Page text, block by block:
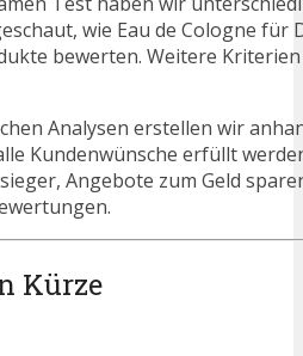
wie Eau de Cologne
bewerten. Weitere
Analysen erstellen wir
Kundenwünsche erfüllt
Angebote zum Geld
Kürze